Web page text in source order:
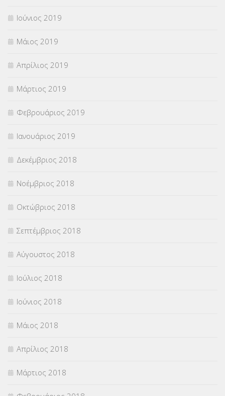
Ιούνιος 2019
Μάιος 2019
Απρίλιος 2019
Μάρτιος 2019
Φεβρουάριος 2019
Ιανουάριος 2019
Δεκέμβριος 2018
Νοέμβριος 2018
Οκτώβριος 2018
Σεπτέμβριος 2018
Αύγουστος 2018
Ιούλιος 2018
Ιούνιος 2018
Μάιος 2018
Απρίλιος 2018
Μάρτιος 2018